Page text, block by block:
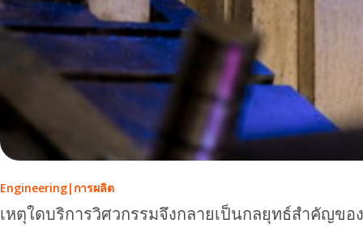
Engineering|การผลิต
เหตุใดบริการวิศวกรรมจึงกลายเป็นกลยุทธ์สำคัญข